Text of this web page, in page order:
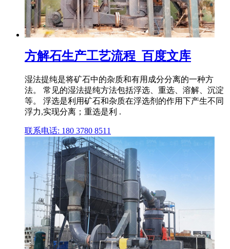
方解石生产工艺流程_百度文库
湿法提纯是将矿石中的杂质和有用成分分离的一种方
法。 常见的湿法提纯方法包括浮选、重选、溶解、沉淀
等。 浮选是利用矿石和杂质在浮选剂的作用下产生不同
浮力,实现分离；重选是利 .
联系电话: 180 3780 8511